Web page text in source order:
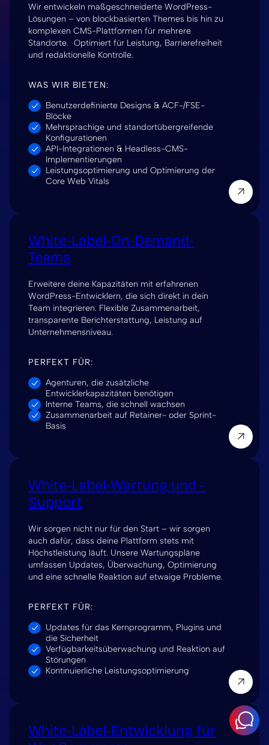
Wir entwickeln maßgeschneiderte WordPress-
Lösungen – von blockbasierten Themes bis hin zu
komplexen CMS-Plattformen für mehrere
Standorte. Optimiert für Leistung, Barrierefreiheit
und redaktionelle Kontrolle.
WAS WIR BIETEN:
Benutzerdefinierte Designs & ACF-/FSE-
Blöcke
Mehrsprachige und standortübergreifende
Konfigurationen
API-Integrationen & Headless-CMS-
Implementierungen
Leistungsoptimierung und Optimierung der
Core Web Vitals
White-Label-On-Demand-
Teams
Erweitere deine Kapazitäten mit erfahrenen
WordPress-Entwicklern, die sich direkt in dein
Team integrieren. Flexible Zusammenarbeit,
transparente Berichterstattung, Leistung auf
Unternehmensniveau.
PERFEKT FÜR:
Agenturen, die zusätzliche
Entwicklerkapazitäten benötigen
Interne Teams, die schnell wachsen
Zusammenarbeit auf Retainer- oder Sprint-
Basis
White-Label-Wartung und -
Support
Wir sorgen nicht nur für den Start – wir sorgen
auch dafür, dass deine Plattform stets mit
Höchstleistung läuft. Unsere Wartungspläne
umfassen Updates, Überwachung, Optimierung
und eine schnelle Reaktion auf etwaige Probleme.
PERFEKT FÜR:
Updates für das Kernprogramm, Plugins und
die Sicherheit
Verfügbarkeitsüberwachung und Reaktion auf
Störungen
Kontinuierliche Leistungsoptimierung
White-Label-Entwicklung für